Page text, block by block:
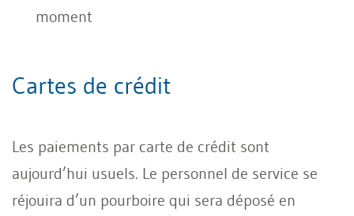
moment
Cartes de crédit
Les paiements par carte de crédit sont
aujourd’hui usuels. Le personnel de service se
réjouira d’un pourboire qui sera déposé en